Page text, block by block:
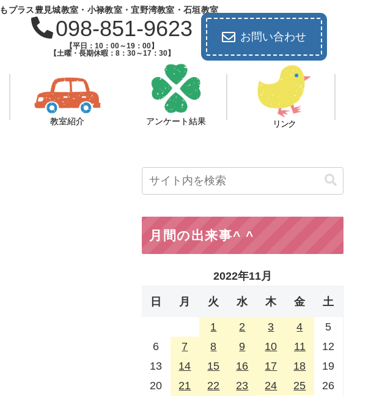
ラス豊見城教室・小禄教室・宜野湾教室・石垣教室
098-851-9623
【平日：10：00～19：00】
【土曜・長期休暇：8：30～17：30】
お問い合わせ
教室紹介 アンケート結果 リンク
月間の出来事^ ^
2022年11月
日 月 火 水 木 金 土
1 2 3 4
5
6
7 8 9 10 11
12
13
14 15 16 17 18
19
20
21 22 23 24 25
26